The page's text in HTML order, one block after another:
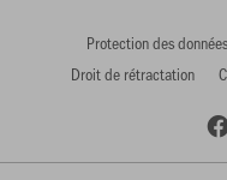
Protection des données
Droit de rétractation